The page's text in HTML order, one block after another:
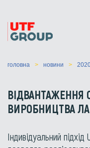
головна новини
ВИРОБНИЦТВА
Індивідуальний підхід